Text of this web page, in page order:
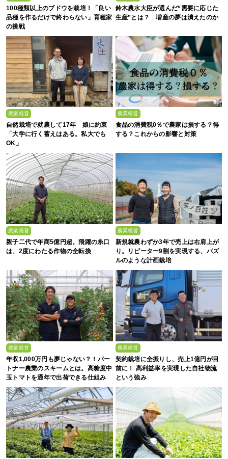
100種類以上のブドウを栽培！「良い
品種を作るだけで終わらない」育種家
の挑戦
鈴木農水大臣が選んだ“需要に応じた
生産”とは？ 増産の夢は潰えたのか
農業経営
自然栽培で就農して17年 娘に約束
「大学に行く蓄えはある。私大でも
OK」
農業経営
食品の消費税0％で農家は損する？得
する？これからの影響と対策
農業経営
親子二代で年商5億円超。飛躍の糸口
は、2度にわたる作物の全転換
農業経営
新規就農わずか3年で売上は右肩上が
り。リピーター9割を実現する、パズ
ルのような計画栽培
農業経営
年収1,000万円も夢じゃない？！パー
トナー農業のスキームとは。高糖度中
玉トマトを通年で出荷できる仕組み
農業経営
契約栽培に全振りし、売上1億円が目
前に！ 高利益率を実現した自社物流
という強み